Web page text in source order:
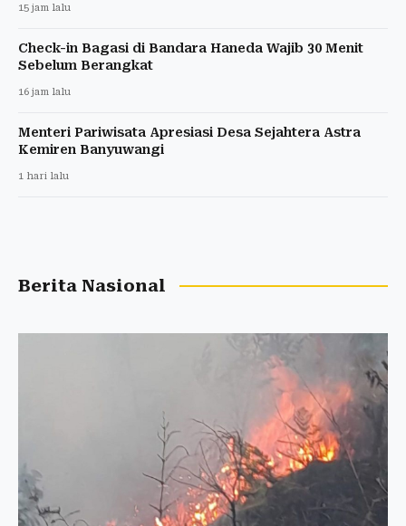
15 jam lalu
Check-in Bagasi di Bandara Haneda Wajib 30 Menit
Sebelum Berangkat
16 jam lalu
Menteri Pariwisata Apresiasi Desa Sejahtera Astra
Kemiren Banyuwangi
1 hari lalu
Berita Nasional